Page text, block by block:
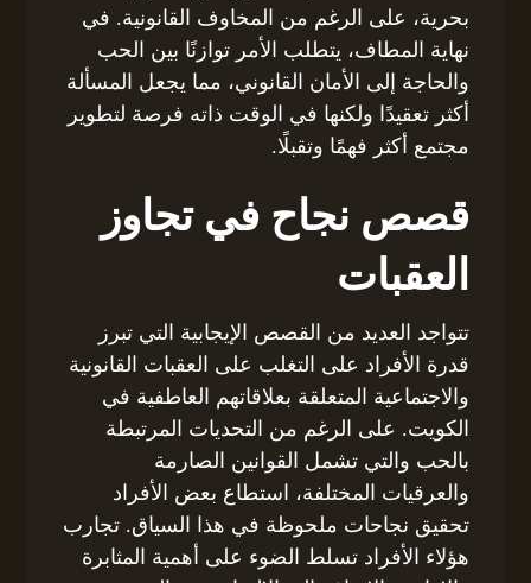
بحرية، على الرغم من المخاوف القانونية. في
نهاية المطاف، يتطلب الأمر توازنًا بين الحب
والحاجة إلى الأمان القانوني، مما يجعل المسألة
أكثر تعقيدًا ولكنها في الوقت ذاته فرصة لتطوير
مجتمع أكثر فهمًا وتقبلًا.
قصص نجاح في تجاوز
العقبات
تتواجد العديد من القصص الإيجابية التي تبرز
قدرة الأفراد على التغلب على العقبات القانونية
والاجتماعية المتعلقة بعلاقاتهم العاطفية في
الكويت. على الرغم من التحديات المرتبطة
بالحب والتي تشمل القوانين الصارمة
والعرقيات المختلفة، استطاع بعض الأفراد
تحقيق نجاحات ملحوظة في هذا السياق. تجارب
هؤلاء الأفراد تسلط الضوء على أهمية المثابرة